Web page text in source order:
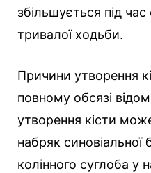
збільшується під час
тривалої ходьби.
Причини утворення
повному обсязі
утворення кісти
набряк синовіальної
колінного суглоба у